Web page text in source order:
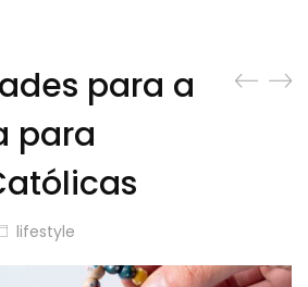
para a
para
lifestyle